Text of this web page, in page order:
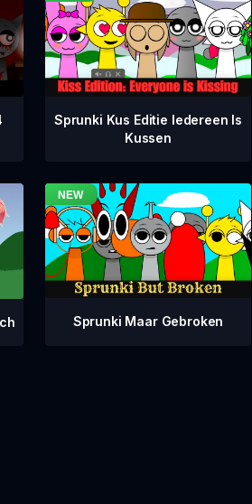
Sprunki Kus Editie Iedereen Is
Kussen
Sprunki Maar Gebroken